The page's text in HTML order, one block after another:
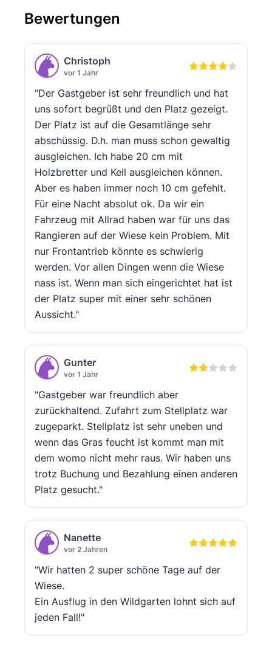
Bewertungen
Christoph
vor 1 Jahr
"Der Gastgeber ist sehr freundlich und hat
uns sofort begrüßt und den Platz gezeigt.
Der Platz ist auf die Gesamtlänge sehr
abschüssig. D.h. man muss schon gewaltig
ausgleichen. Ich habe 20 cm mit
Holzbretter und Keil ausgleichen können.
Aber es haben immer noch 10 cm gefehlt.
Für eine Nacht absolut ok. Da wir ein
Fahrzeug mit Allrad haben war für uns das
Rangieren auf der Wiese kein Problem. Mit
nur Frontantrieb könnte es schwierig
werden. Vor allen Dingen wenn die Wiese
nass ist. Wenn man sich eingerichtet hat ist
der Platz super mit einer sehr schönen
Aussicht."
Gunter
vor 1 Jahr
"Gastgeber war freundlich aber
zurückhaltend. Zufahrt zum Stellplatz war
zugeparkt. Stellplatz ist sehr uneben und
wenn das Gras feucht ist kommt man mit
dem womo nicht mehr raus. Wir haben uns
trotz Buchung und Bezahlung einen anderen
Platz gesucht."
Nanette
vor 2 Jahren
"Wir hatten 2 super schöne Tage auf der
Wiese.
Ein Ausflug in den Wildgarten lohnt sich auf
jeden Fall!"